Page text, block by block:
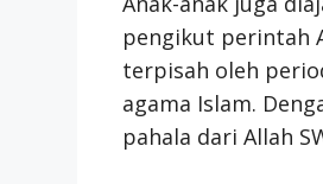
pengikut perintah
terpisah oleh
agama Islam.
pahala dari Allah